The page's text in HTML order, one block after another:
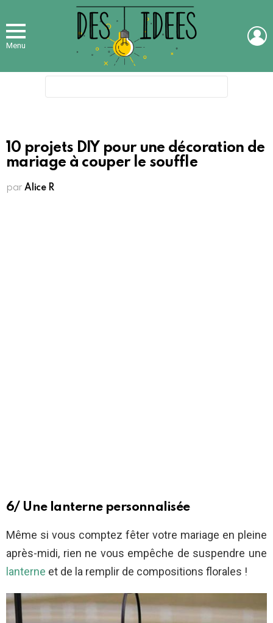
Menu
10 projets DIY pour une décoration de
mariage à couper le souffle
par Alice R
6/ Une lanterne personnalisée
Même si vous comptez fêter votre mariage en pleine
après-midi, rien ne vous empêche de suspendre une
lanterne et de la remplir de compositions florales !